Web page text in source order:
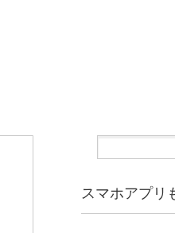
スマホアプリ